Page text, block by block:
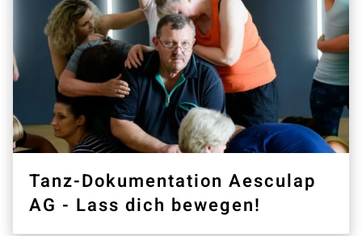
Tanz-Dokumentation Aesculap
AG - Lass dich bewegen!